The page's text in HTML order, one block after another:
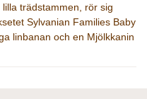
trädstammen, rör sig
Sylvanian Families Baby
linbanan och en Mjölkkanin